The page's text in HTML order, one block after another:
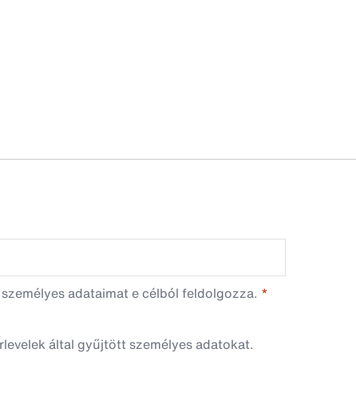
adataimat e célból feldolgozza.
által gyűjtött személyes adatokat.